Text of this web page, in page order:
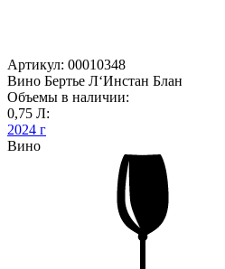
Артикул: 00010348
Вино Бертье Л‘Инстан Блан
Объемы в наличии:
0,75 Л:
2024 г
Вино